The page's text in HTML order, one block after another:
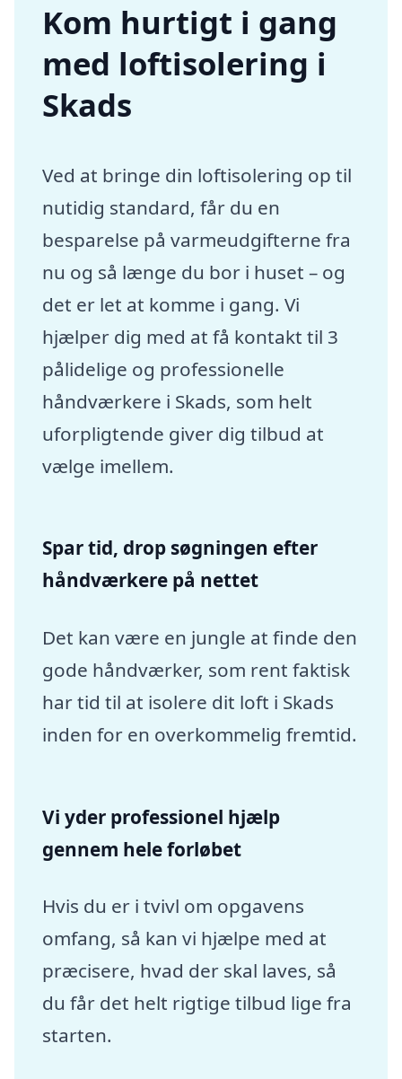
Kom hurtigt i gang
med loftisolering i
Skads
Ved at bringe din loftisolering op til
nutidig standard, får du en
besparelse på varmeudgifterne fra
nu og så længe du bor i huset – og
det er let at komme i gang. Vi
hjælper dig med at få kontakt til 3
pålidelige og professionelle
håndværkere i Skads, som helt
uforpligtende giver dig tilbud at
vælge imellem.
Spar tid, drop søgningen efter
håndværkere på nettet
Det kan være en jungle at finde den
gode håndværker, som rent faktisk
har tid til at isolere dit loft i Skads
inden for en overkommelig fremtid.
Vi yder professionel hjælp
gennem hele forløbet
Hvis du er i tvivl om opgavens
omfang, så kan vi hjælpe med at
præcisere, hvad der skal laves, så
du får det helt rigtige tilbud lige fra
starten.